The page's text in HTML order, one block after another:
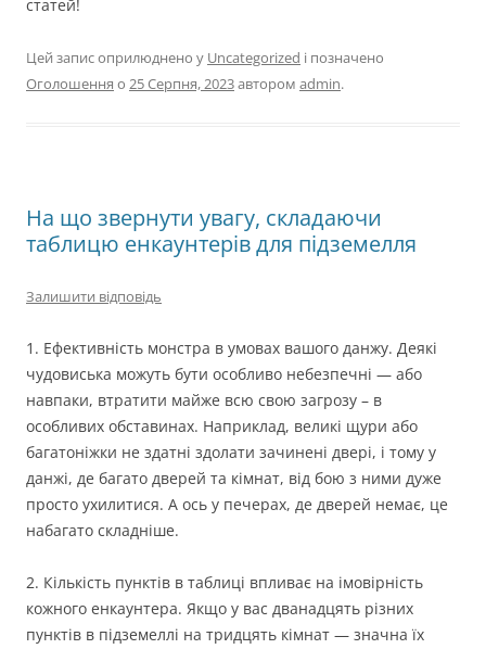
статей!
Цей запис оприлюднено у Uncategorized і позначено
Оголошення о 25 Серпня, 2023автором admin.
На що звернути увагу, складаючи
таблицю енкаунтерів для підземелля
Залишити відповідь
1. Ефективність монстра в умовах вашого данжу. Деякі
чудовиська можуть бути особливо небезпечні — або
навпаки, втратити майже всю свою загрозу – в
особливих обставинах. Наприклад, великі щури або
багатоніжки не здатні здолати зачинені двері, і тому у
данжі, де багато дверей та кімнат, від бою з ними дуже
просто ухилитися. А ось у печерах, де дверей немає, це
набагато складніше.
2. Кількість пунктів в таблиці впливає на імовірність
кожного енкаунтера. Якщо у вас дванадцять різних
пунктів в підземеллі на тридцять кімнат — значна їх